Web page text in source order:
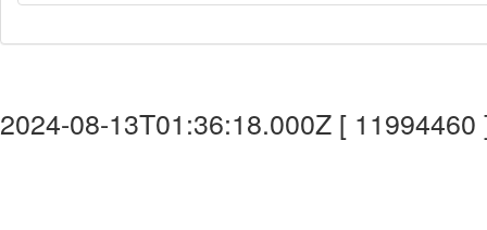
2024-08-13T01:36:18.000Z [ 11994460